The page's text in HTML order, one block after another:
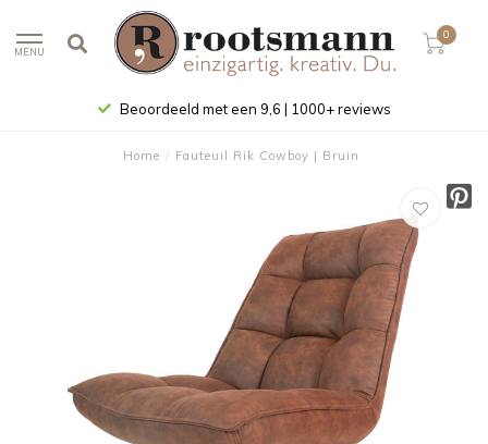
MENU
0
Beoordeeld met een 9,6 | 1000+ reviews
Home / Fauteuil Rik Cowboy | Bruin